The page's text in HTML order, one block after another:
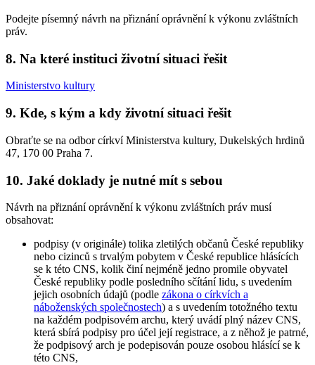
Podejte písemný návrh na přiznání oprávnění k výkonu zvláštních
práv.
8. Na které instituci životní situaci řešit
Ministerstvo kultury
9. Kde, s kým a kdy životní situaci řešit
Obraťte se na odbor církví Ministerstva kultury, Dukelských hrdinů
47, 170 00 Praha 7.
10. Jaké doklady je nutné mít s sebou
Návrh na přiznání oprávnění k výkonu zvláštních práv musí
obsahovat:
podpisy (v originále) tolika zletilých občanů České republiky
nebo cizinců s trvalým pobytem v České republice hlásících
se k této CNS, kolik činí nejméně jedno promile obyvatel
České republiky podle posledního sčítání lidu, s uvedením
jejich osobních údajů (podle zákona o církvích a
náboženských společnostech) a s uvedením totožného textu
na každém podpisovém archu, který uvádí plný název CNS,
která sbírá podpisy pro účel její registrace, a z něhož je patrné,
že podpisový arch je podepisován pouze osobou hlásící se k
této CNS,